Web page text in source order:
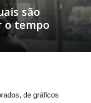
são
o tempo
de gráficos